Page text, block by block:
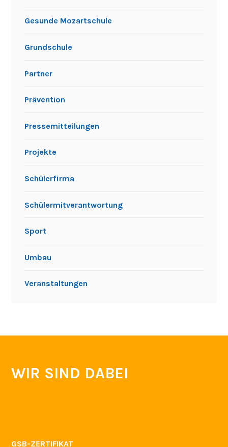
Gesunde Mozartschule
Grundschule
Partner
Prävention
Pressemitteilungen
Projekte
Schülerfirma
Schülermitverantwortung
Sport
Umbau
Veranstaltungen
WIR SIND DABEI
GSB-ZERTIFIKAT